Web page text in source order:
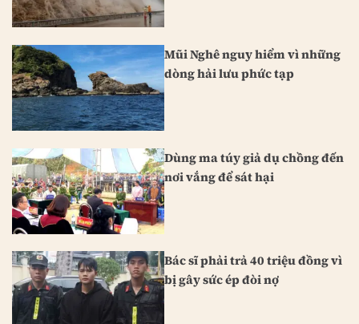
Mũi Nghê nguy hiểm vì những
dòng hải lưu phức tạp
Dùng ma túy giả dụ chồng đến
nơi vắng để sát hại
Bác sĩ phải trả 40 triệu đồng vì
bị gây sức ép đòi nợ